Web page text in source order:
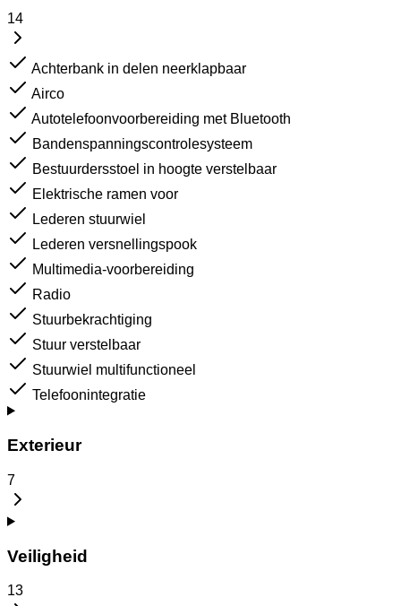
14
Achterbank in delen neerklapbaar
Airco
Autotelefoonvoorbereiding met Bluetooth
Bandenspanningscontrolesysteem
Bestuurdersstoel in hoogte verstelbaar
Elektrische ramen voor
Lederen stuurwiel
Lederen versnellingspook
Multimedia-voorbereiding
Radio
Stuurbekrachtiging
Stuur verstelbaar
Stuurwiel multifunctioneel
Telefoonintegratie
Exterieur
7
Veiligheid
13